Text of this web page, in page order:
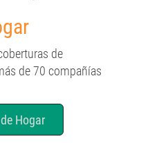
de
de 70 compañías
Hogar